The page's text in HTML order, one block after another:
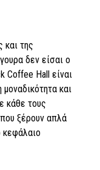
και της
δεν είσαι ο
Coffee Hall είναι
και
κάθε τους
ξέρουν απλά
κεφάλαιο